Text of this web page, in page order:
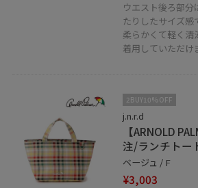
ウエスト後ろ部分
たりしたサイズ感
柔らかくて軽く清
着用していただけ
2BUY10%OFF
j.n.r.d
【ARNOLD
注/ランチトー
ベージュ / F
¥3,003